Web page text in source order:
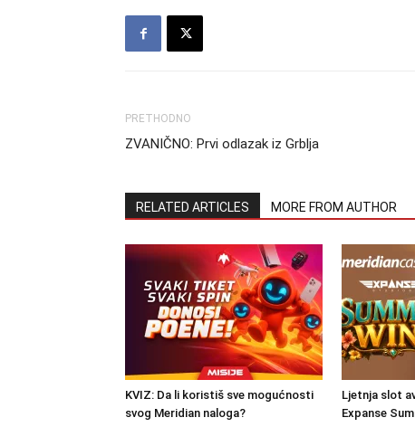
PRETHODNO
ZVANIČNO: Prvi odlazak iz Grblja
RELATED ARTICLES MORE FROM AUTHOR
KVIZ: Da li koristiš sve mogućnosti
svog Meridian naloga?
Ljetnja slot
Expanse